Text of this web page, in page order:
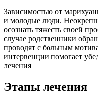
Зависимостью от
и молодые люди.
осознать тяжесть своей
случае родственники
проводят с больным
интервенции помогает
лечения
Этапы лечения